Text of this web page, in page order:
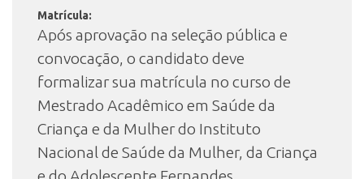
Matrícula:
Após aprovação na seleção pública e
convocação, o candidato deve
formalizar sua matrícula no curso de
Mestrado Acadêmico em Saúde da
Criança e da Mulher do Instituto
Nacional de Saúde da Mulher, da Criança